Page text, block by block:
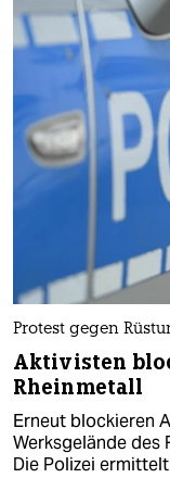
Protest gegen
Aktivisten
Rheinmetall
Erneut blockieren
Werksgelände des
Die Polizei